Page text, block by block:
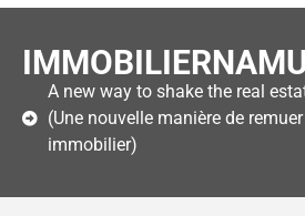
A new way to shake the real
(Une nouvelle manière de
immobilier)